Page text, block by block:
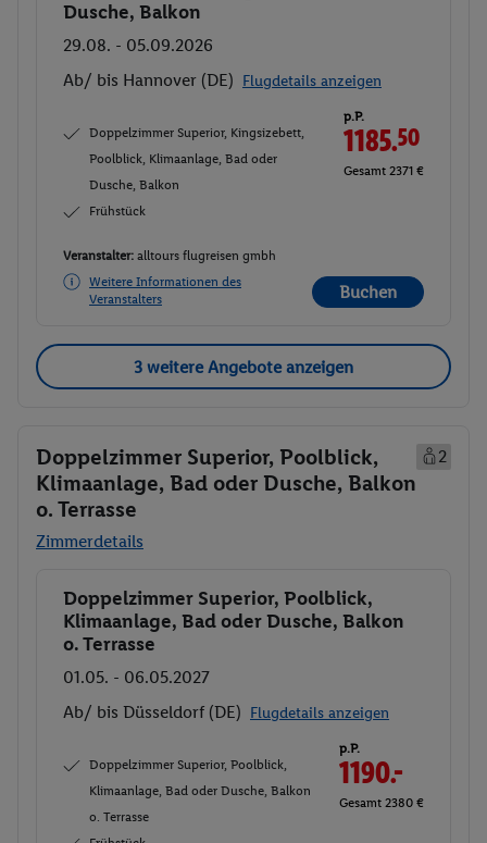
Dusche, Balkon
29.08. - 05.09.2026
Ab/ bis Hannover (DE) Flugdetails anzeigen
Doppelzimmer Superior, Kingsizebett,
Poolblick, Klimaanlage, Bad oder
Dusche, Balkon
Frühstück
p.P.
1185.50
Gesamt 2371 €
Veranstalter: alltours flugreisen gmbh
Weitere Informationen des
Veranstalters
Buchen
3 weitere Angebote anzeigen
Doppelzimmer Superior, Poolblick,
Klimaanlage, Bad oder Dusche, Balkon
o. Terrasse
2
Zimmerdetails
Buchen
Doppelzimmer Superior, Poolblick,
Klimaanlage, Bad oder Dusche, Balkon
o. Terrasse
01.05. - 06.05.2027
Ab/ bis Düsseldorf (DE) Flugdetails anzeigen
Doppelzimmer Superior, Poolblick,
Klimaanlage, Bad oder Dusche, Balkon
o. Terrasse
p.P.
1190.-
Gesamt 2380 €